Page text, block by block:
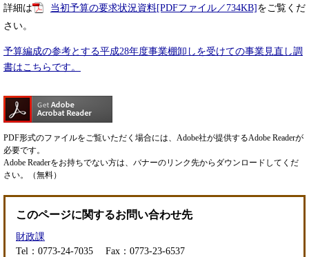
詳細は 当初予算の要求状況資料[PDFファイル／734KB] をご覧くだ
さい。
予算編成の参考とする平成28年度事業棚卸しを受けての事業見直し調
書はこちらです。
PDF形式のファイルをご覧いただく場合には、Adobe社が提供するAdobe Readerが
必要です。
Adobe Readerをお持ちでない方は、バナーのリンク先からダウンロードしてくだ
さい。（無料）
このページに関するお問い合わせ先
財政課
Tel：0773-24-7035
Fax：0773-23-6537